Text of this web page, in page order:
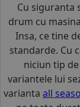
Cu siguranta
drum cu
Insa, ce tine
standarde. Cu
niciun tip
variantele lui
varianta all